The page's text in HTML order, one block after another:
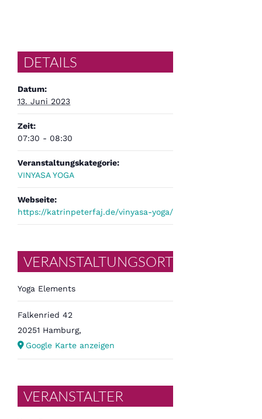
DETAILS
Datum:
13. Juni 2023
Zeit:
07:30 - 08:30
Veranstaltungskategorie:
VINYASA YOGA
Webseite:
https://katrinpeterfaj.de/vinyasa-yoga/
VERANSTALTUNGSORT
Yoga Elements
Falkenried 42
20251 Hamburg,
Google Karte anzeigen
VERANSTALTER